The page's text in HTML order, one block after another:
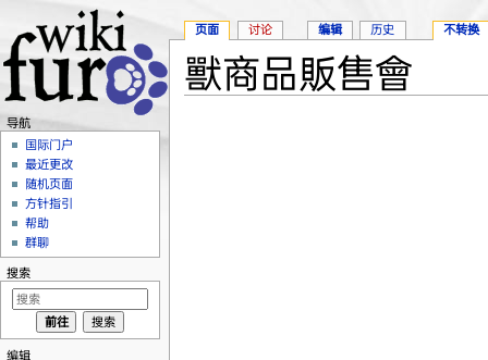
獸商品販售會
页面 讨论 编辑 历史 不转换
导航
国际门户
最近更改
随机页面
方针指引
帮助
群聊
搜索
编辑